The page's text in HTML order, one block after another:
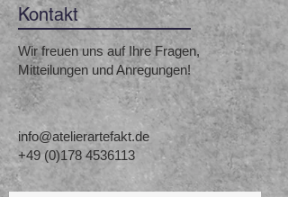
Kontakt
Wir freuen uns auf Ihre Fragen,
Mitteilungen und Anregungen!
info@atelierartefakt.de
+49 (0)178 4536113